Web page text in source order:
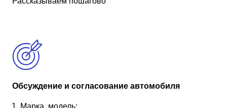
Обсуждение и согласование автомобиля
Марка, модель;